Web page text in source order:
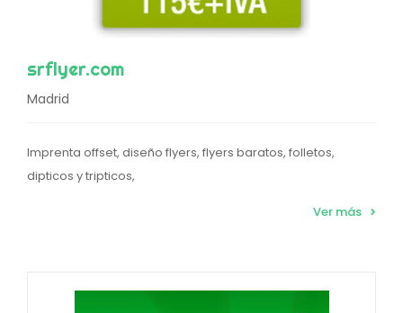
srflyer.com
Madrid
Imprenta offset, diseño flyers, flyers baratos, folletos,
dipticos y tripticos,
Ver más